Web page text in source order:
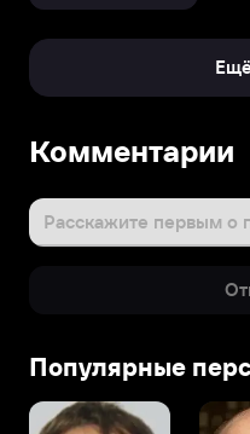
Комментарии
Расскажите первым о
Популярные